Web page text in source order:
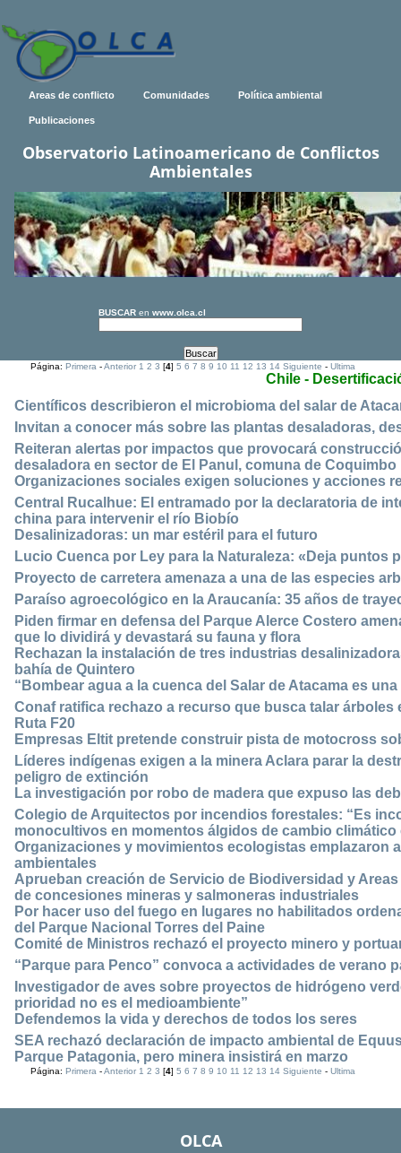
Areas de conflicto Comunidades Política ambiental
Publicaciones
Observatorio Latinoamericano de Conflictos
Ambientales
BUSCAR en www.olca.cl
Página:Primera -Anterior 1 2 3 [4]5 6 7 8 9 10 11 12 13 14 Siguiente -Ultima
Chile -
Científicos describieron el microbioma del salar de
Invitan a conocer más sobre las plantas desaladoras,
Reiteran alertas por impactos que provocará
desaladora en sector de El Panul, comuna de Coquimbo
Organizaciones sociales exigen soluciones y acciones
Central Rucalhue: El entramado por la declaratoria de
china para intervenir el río Biobío
Desalinizadoras: un mar estéril para el futuro
Lucio Cuenca por Ley para la Naturaleza: «Deja puntos
Proyecto de carretera amenaza a una de las especies
Paraíso agroecológico en la Araucanía: 35 años de
Piden firmar en defensa del Parque Alerce Costero
que lo dividirá y devastará su fauna y flora
Rechazan la instalación de tres industrias
bahía de Quintero
“Bombear agua a la cuenca del Salar de Atacama es
Conaf ratifica rechazo a recurso que busca talar
Ruta F20
Empresas Eltit pretende construir pista de motocross
Líderes indígenas exigen a la minera Aclara parar la
peligro de extinción
La investigación por robo de madera que expuso las
Colegio de Arquitectos por incendios forestales: “Es
monocultivos en momentos álgidos de cambio climático
Organizaciones y movimientos ecologistas emplazaron
ambientales
Aprueban creación de Servicio de Biodiversidad y
de concesiones mineras y salmoneras industriales
Por hacer uso del fuego en lugares no habilitados
del Parque Nacional Torres del Paine
Comité de Ministros rechazó el proyecto minero y
“Parque para Penco” convoca a actividades de verano
Investigador de aves sobre proyectos de hidrógeno
prioridad no es el medioambiente”
Defendemos la vida y derechos de todos los seres
SEA rechazó declaración de impacto ambiental de
Parque Patagonia, pero minera insistirá en marzo
Página:Primera -Anterior 1 2 3 [4]5 6 7 8 9 10 11 12 13 14 Siguiente -Ultima
OLCA